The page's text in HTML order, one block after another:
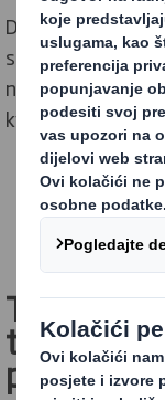
Drukčijim
se ugovorene
naši gotovi
kvalitete.
Tvrtka
tržištu u
papira